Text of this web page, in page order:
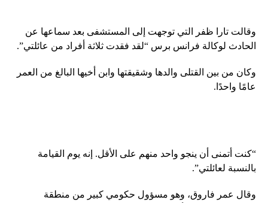
وقالت تارا ظفر التي توجهت إلى المستشفى بعد سماعها عن
الحادث لوكالة فرانس برس “لقد فقدت ثلاثة أفراد من عائلتي”.
وكان من بين القتلى والدها وشقيقتها وابن أخيها البالغ من العمر
عامًا واحدًا.
“كنت أتمنى أن ينجو واحد منهم على الأقل. إنه يوم القيامة
بالنسبة لعائلتي”.
وقال عمر فاروق، وهو مسؤول حكومي كبير من منطقة